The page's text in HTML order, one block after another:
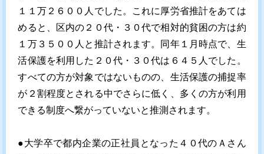
１１万２６００人でした。これに厚労省推計をあては
めると、区内の２０代・３０代で相対的貧困の方は約
１万３５００人と推計されます。同年１月時点で、生
活保護を利用した２０代・３０代は６４５人でした。
すべての方が対象ではないものの、生活保護の捕捉率
が２割程度とされる中でさらに低く、多くの方が利用
できる制度へ繋がっていないと推測されます。
●大学卒で都内企業の正社員となった４０代のＡさん